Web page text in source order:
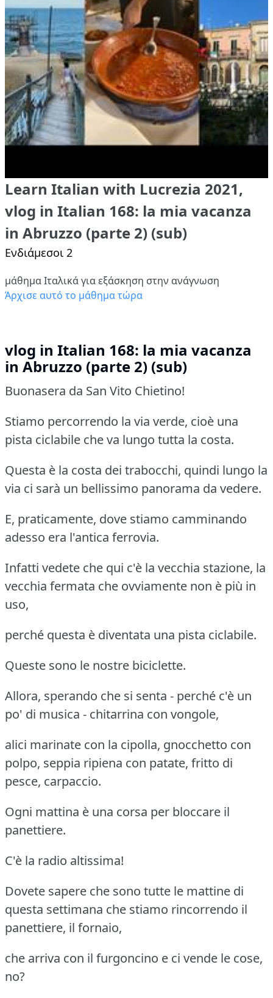
Learn Italian with Lucrezia 2021,
vlog in Italian 168: la mia vacanza
in Abruzzo (parte 2) (sub)
Ενδιάμεσοι 2
μάθημα Ιταλικά για εξάσκηση στην ανάγνωση
Άρχισε αυτό το μάθημα τώρα
vlog in Italian 168: la mia vacanza
in Abruzzo (parte 2) (sub)
Buonasera da San Vito Chietino!
Stiamo percorrendo la via verde, cioè una
pista ciclabile che va lungo tutta la costa.
Questa è la costa dei trabocchi, quindi lungo la
via ci sarà un bellissimo panorama da vedere.
E, praticamente, dove stiamo camminando
adesso era l'antica ferrovia.
Infatti vedete che qui c'è la vecchia stazione, la
vecchia fermata che ovviamente non è più in
uso,
perché questa è diventata una pista ciclabile.
Queste sono le nostre biciclette.
Allora, sperando che si senta - perché c'è un
po' di musica - chitarrina con vongole,
alici marinate con la cipolla, gnocchetto con
polpo, seppia ripiena con patate, fritto di
pesce, carpaccio.
Ogni mattina è una corsa per bloccare il
panettiere.
C'è la radio altissima!
Dovete sapere che sono tutte le mattine di
questa settimana che stiamo rincorrendo il
panettiere, il fornaio,
che arriva con il furgoncino e ci vende le cose,
no?